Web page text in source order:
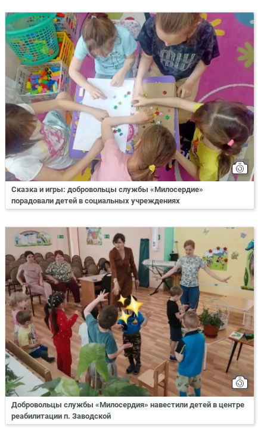
Сказка и игры: добровольцы службы «Милосердие»
порадовали детей в социальных учреждениях
Добровольцы службы «Милосердия» навестили детей в центре
реабилитации п. Заводской